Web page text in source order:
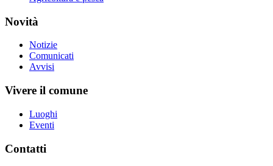
Novità
Notizie
Comunicati
Avvisi
Vivere il comune
Luoghi
Eventi
Contatti